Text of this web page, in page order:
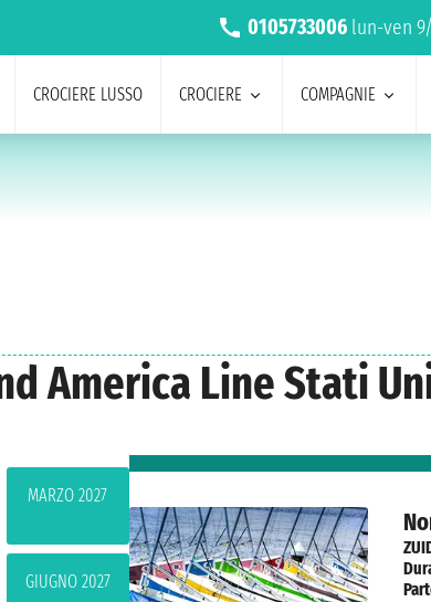
0105733006 lun-ven
CROCIERE LUSSO CROCIERE COMPAGNIE
America Line Stati
MARZO 2027
GIUGNO 2027